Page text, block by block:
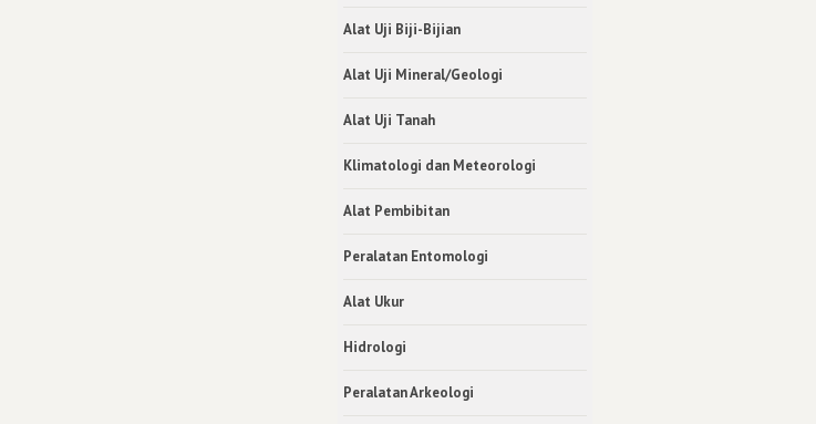
Alat Uji Biji-Bijian
Alat Uji Mineral/Geologi
Alat Uji Tanah
Klimatologi dan Meteorologi
Alat Pembibitan
Peralatan Entomologi
Alat Ukur
Hidrologi
Peralatan Arkeologi